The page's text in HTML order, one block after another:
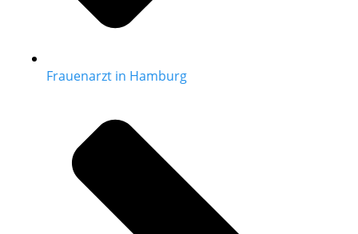
Frauenarzt in Hamburg